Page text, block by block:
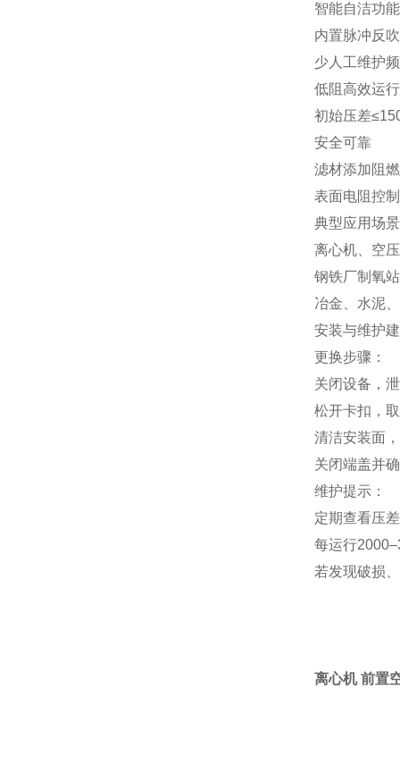
智能自洁功能‌
内置脉冲反
少人工维护
低阻高效运行‌
初始压差
安全可靠‌
滤材添加阻
表面电阻控
典型应用场景
离心机、空
钢铁厂制氧
冶金、水泥
安装与维护
更换步骤‌：
关闭设备，
松开卡扣，
清洁安装面
关闭端盖并
维护提示‌：
定期查看压
每运行
若发现破损
离心机 前置